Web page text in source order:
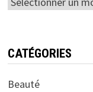
CATÉGORIES
Beauté